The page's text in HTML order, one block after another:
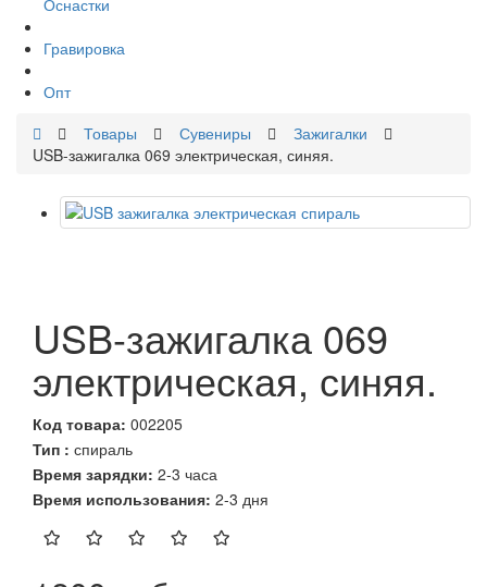
Гравировка
Опт
Товары
Сувениры
Зажигалки
USB-зажигалка 069 электрическая, синяя.
USB-зажигалка 069
электрическая, синяя.
Код товара: 002205
Тип : спираль
Время зарядки: 2-3 часа
Время использования: 2-3 дня